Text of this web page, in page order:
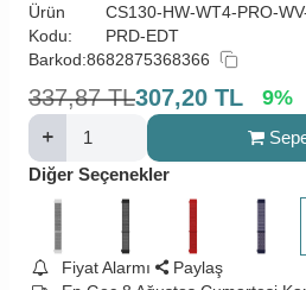
Ürün
Kodu:
CS130-HW-WT4-PRO-
PRD-EDT
Barkod:8682875368366
337,87 TL307,20 TL 9%
Diğer Seçenekler
Fiyat Alarmı
Paylaş